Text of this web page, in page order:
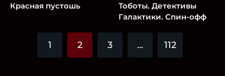
Красная пустошь
Тоботы. Детективы
Галактики. Спин-офф
1 2 3 ... 112